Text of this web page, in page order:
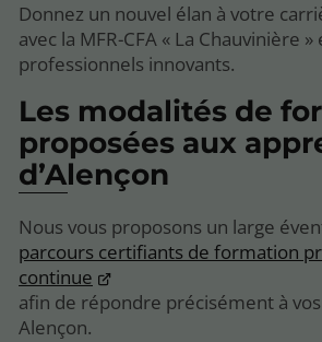
Donnez un nouvel élan à votre
avec la MFR-CFA « La Chauvinière
professionnels innovants.
Les modalités de
proposées aux
d’Alençon
Nous vous proposons un large
parcours certifiants de formation
continue
afin de répondre précisément à
Alençon.